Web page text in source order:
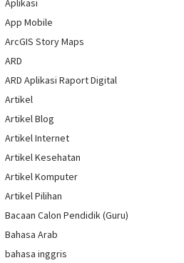
Aplikasi
App Mobile
ArcGIS Story Maps
ARD
ARD Aplikasi Raport Digital
Artikel
Artikel Blog
Artikel Internet
Artikel Kesehatan
Artikel Komputer
Artikel Pilihan
Bacaan Calon Pendidik (Guru)
Bahasa Arab
bahasa inggris